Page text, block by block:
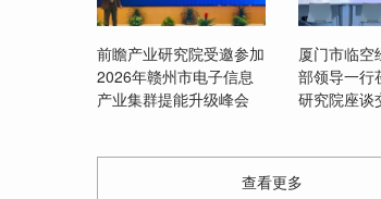
前瞻产业研究院受邀参加
2026年赣州市电子信息
产业集群提能升级峰会
厦门市临空
部领导一行
研究院座谈
查看更多